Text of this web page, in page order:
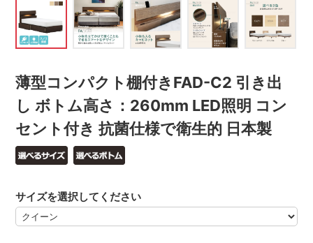
薄型コンパクト棚付きFAD-C2 引き出
し ボトム高さ：260mm LED照明 コン
セント付き 抗菌仕様で衛生的 日本製
サイズを選択してください